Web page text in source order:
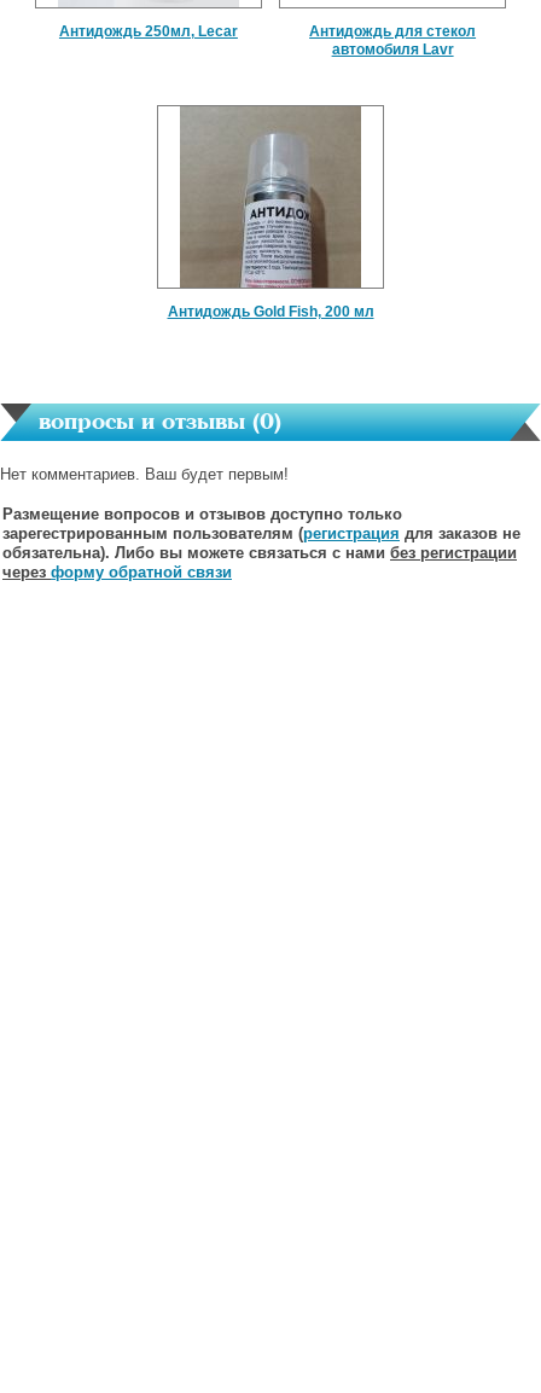
Антидождь 250мл, Lecar
Антидождь для стекол
автомобиля Lavr
Антидождь Gold Fish, 200 мл
вопросы и отзывы (0)
Нет комментариев. Ваш будет первым!
Размещение вопросов и отзывов доступно только
зарегестрированным пользователям (регистрация для заказов не
обязательна). Либо вы можете связаться с нами без регистрации
через форму обратной связи